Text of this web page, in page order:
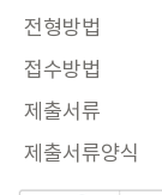
전형방법
접수방법
제출서류
제출서류양식